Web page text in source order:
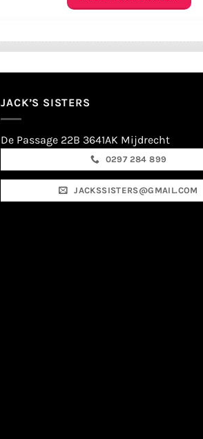
JACK’S SISTERS
De Passage 22B 3641AK Mijdrecht
0297 284 899
JACKSSISTERS@GMAIL.COM